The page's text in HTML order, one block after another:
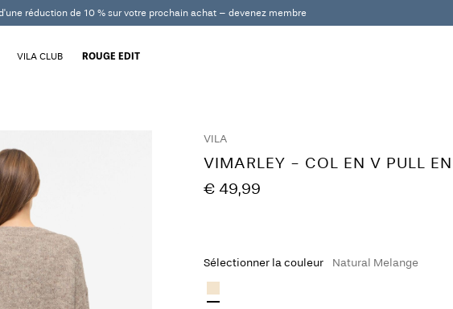
réduction de 10 % sur votre prochain achat – devenez membre
VILA CLUB ROUGE EDIT
VILA
VIMARLEY - COL EN V PULL
€ 49,99
Sélectionner la couleur Natural Melange